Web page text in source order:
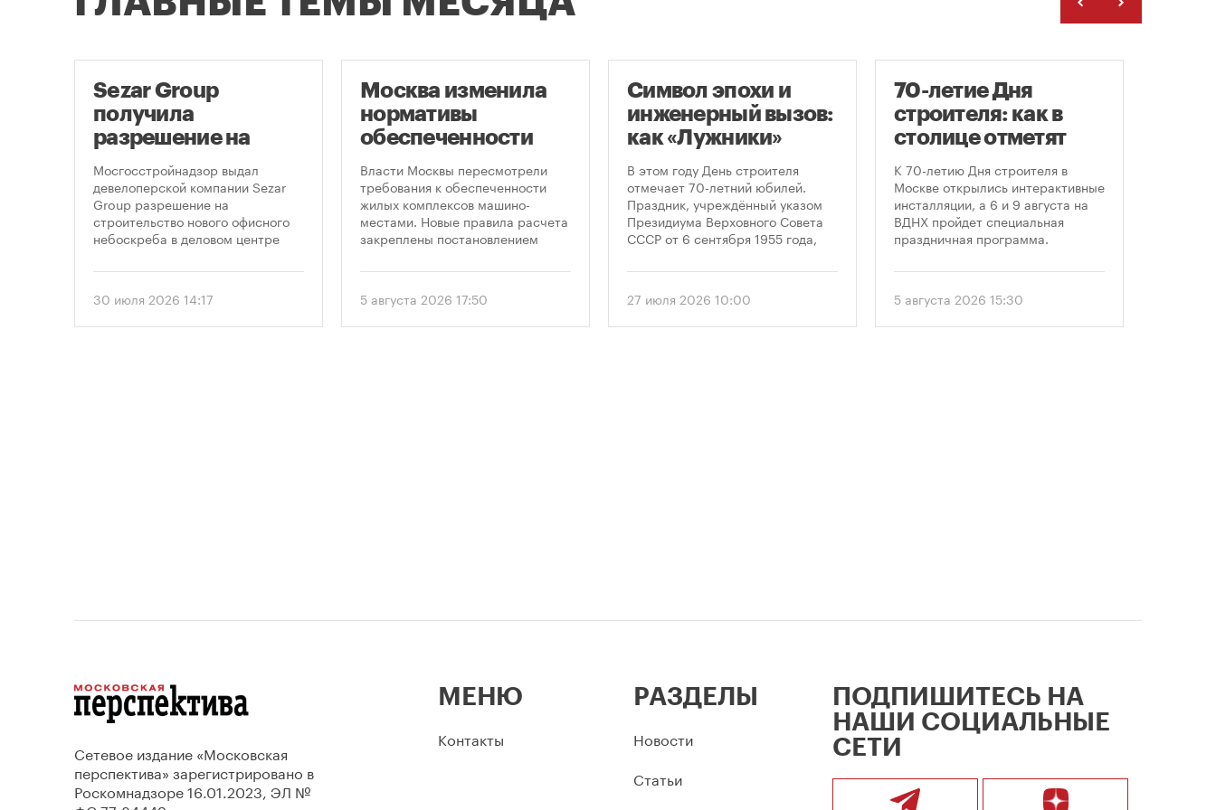
Sezar Group
получила
разрешение на
строительство
небоскреба в
«Москва-Сити»
Мосгосстройнадзор выдал
девелоперской компании Sezar
Group разрешение на
строительство нового офисного
небоскреба в деловом центре
предусматривает возведение 52-
метров.
30 июля 2026 14:17
Москва изменила
нормативы
обеспеченности
новостроек
парковками
Власти Москвы пересмотрели
требования к обеспеченности
жилых комплексов машино-
местами. Новые правила расчета
закреплены постановлением
от 5 августа 2026 года. Документ
подход к определению
необходимого количества
5 августа 2026 17:50
Символ эпохи и
инженерный вызов:
как «Лужники»
стали символом
Дня строителя
В этом году День строителя
отмечает 70-летний юбилей.
Праздник, учреждённый указом
Президиума Верховного Совета
СССР от 6 сентября 1955 года,
1956 года. И главным подарком
стало открытие Большой
спортивной арены «Лужники». С
27 июля 2026 10:00
70-летие Дня
строителя: как в
столице отметят
круглую дату
профессионального
праздника
К 70-летию Дня строителя в
Москве открылись интерактивные
инсталляции, а 6 и 9 августа на
ВДНХ пройдет специальная
праздничная программа.
5 августа 2026 15:30
Сетевое издание «Московская
перспектива» зарегистрировано в
Роскомнадзоре 16.01.2023, ЭЛ №
МЕНЮ
Контакты
РАЗДЕЛЫ
Новости
Статьи
ПОДПИШИТЕСЬ НА
НАШИ СОЦИАЛЬНЫЕ
СЕТИ